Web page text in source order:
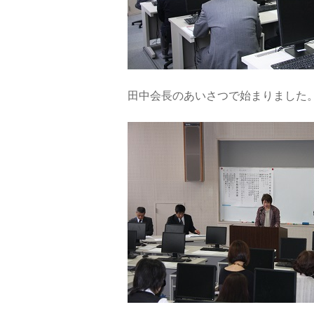
田中会長のあいさつで始まりました